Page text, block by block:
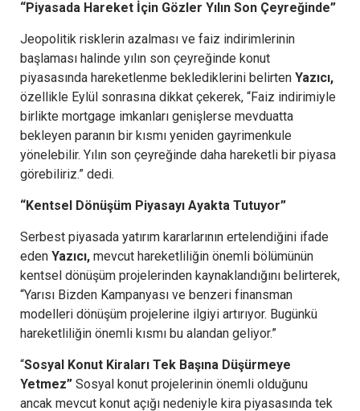
“Piyasada Hareket İçin Gözler Yılın Son Çeyreğinde”
Jeopolitik risklerin azalması ve faiz indirimlerinin
başlaması halinde yılın son çeyreğinde konut
piyasasında hareketlenme beklediklerini belirten Yazıcı,
özellikle Eylül sonrasına dikkat çekerek, “Faiz indirimiyle
birlikte mortgage imkanları genişlerse mevduatta
bekleyen paranın bir kısmı yeniden gayrimenkule
yönelebilir. Yılın son çeyreğinde daha hareketli bir piyasa
görebiliriz.” dedi.
“Kentsel Dönüşüm Piyasayı Ayakta Tutuyor”
Serbest piyasada yatırım kararlarının ertelendiğini ifade
eden Yazıcı, mevcut hareketliliğin önemli bölümünün
kentsel dönüşüm projelerinden kaynaklandığını belirterek,
“Yarısı Bizden Kampanyası ve benzeri finansman
modelleri dönüşüm projelerine ilgiyi artırıyor. Bugünkü
hareketliliğin önemli kısmı bu alandan geliyor.”
“Sosyal Konut Kiraları Tek Başına Düşürmeye
Yetmez” Sosyal konut projelerinin önemli olduğunu
ancak mevcut konut açığı nedeniyle kira piyasasında tek